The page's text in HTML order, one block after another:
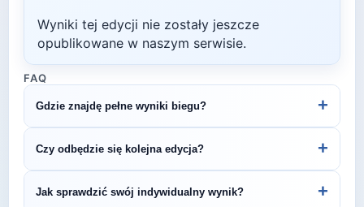
Wyniki tej edycji nie zostały jeszcze
opublikowane w naszym serwisie.
FAQ
Gdzie znajdę pełne wyniki biegu? +
stronie internetowej lub na platformach takich jak
LiveTracking, RunnerSpace czy MarathonSport.
Czy odbędzie się kolejna edycja? +
Śledź stronę organizatora lub ZawodyBiegowe.pl,
Jak sprawdzić swój indywidualny wynik? +